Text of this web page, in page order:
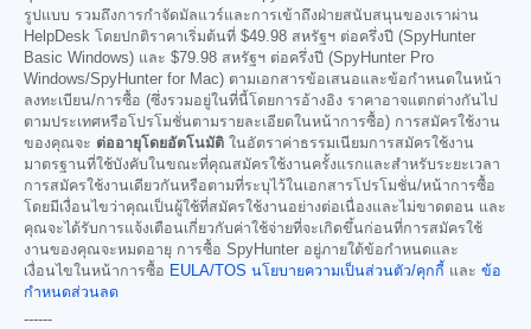
รูปแบบ รวมถึงการกำจัดมัลแวร์และการเข้าถึงฝ่ายสนับสนุนของเราผ่าน
HelpDesk โดยปกติราคาเริ่มต้นที่ $49.98 สหรัฐฯ ต่อครึ่งปี (SpyHunter
Basic Windows) และ $79.98 สหรัฐฯ ต่อครึ่งปี (SpyHunter Pro
Windows/SpyHunter for Mac) ตามเอกสารข้อเสนอและข้อกำหนดในหน้า
ลงทะเบียน/การซื้อ (ซึ่งรวมอยู่ในที่นี้โดยการอ้างอิง ราคาอาจแตกต่างกันไป
ตามประเทศหรือโปรโมชั่นตามรายละเอียดในหน้าการซื้อ) การสมัครใช้งาน
ของคุณจะ ต่ออายุโดยอัตโนมัติ ในอัตราค่าธรรมเนียมการสมัครใช้งาน
มาตรฐานที่ใช้บังคับในขณะที่คุณสมัครใช้งานครั้งแรกและสำหรับระยะเวลา
การสมัครใช้งานเดียวกันหรือตามที่ระบุไว้ในเอกสารโปรโมชั่น/หน้าการซื้อ
โดยมีเงื่อนไขว่าคุณเป็นผู้ใช้ที่สมัครใช้งานอย่างต่อเนื่องและไม่ขาดตอน และ
คุณจะได้รับการแจ้งเตือนเกี่ยวกับค่าใช้จ่ายที่จะเกิดขึ้นก่อนที่การสมัครใช้
งานของคุณจะหมดอายุ การซื้อ SpyHunter อยู่ภายใต้ข้อกำหนดและ
เงื่อนไขในหน้าการซื้อ EULA/TOS นโยบายความเป็นส่วนตัว/คุกกี้ และ ข้อ
กำหนดส่วนลด
------